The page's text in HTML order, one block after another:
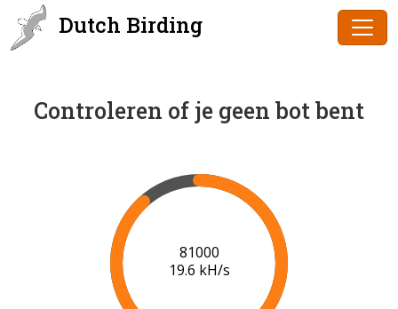
Dutch Birding
Controleren of je geen bot bent
83000
19.7 kH/s